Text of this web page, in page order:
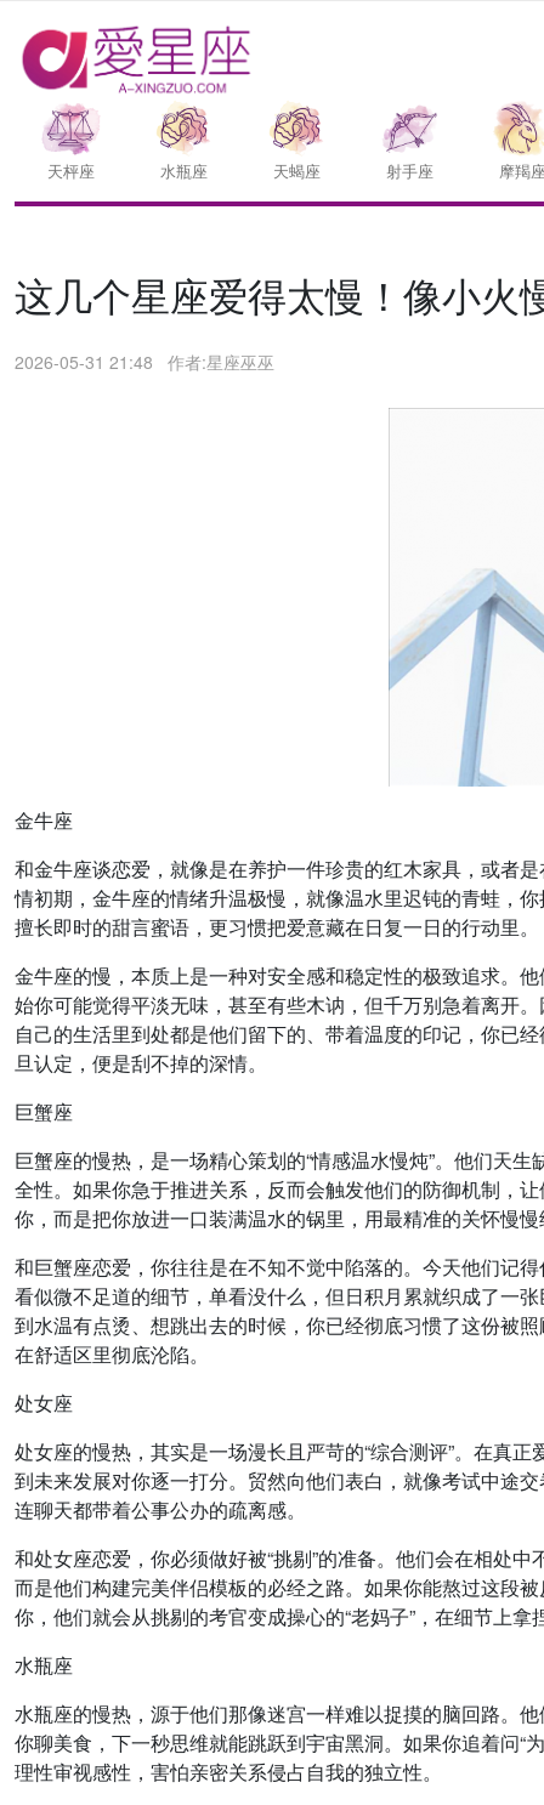
天枰座 水瓶座 天蝎座 射手座 摩羯
这几个星座爱得太慢！像小火
2026-05-31 21:48 作者:星座巫巫
金牛座
和金牛座谈恋爱，就像是在养护一件珍贵的红木家具，或者
情初期，金牛座的情绪升温极慢，就像温水里迟钝的青蛙，
擅长即时的甜言蜜语，更习惯把爱意藏在日复一日的行动里。
金牛座的慢，本质上是一种对安全感和稳定性的极致追求。
始你可能觉得平淡无味，甚至有些木讷，但千万别急着离开
自己的生活里到处都是他们留下的、带着温度的印记，你已
旦认定，便是刮不掉的深情。
巨蟹座
巨蟹座的慢热，是一场精心策划的“情感温水慢炖”。他们天
全性。如果你急于推进关系，反而会触发他们的防御机制，
你，而是把你放进一口装满温水的锅里，用最精准的关怀慢
和巨蟹座恋爱，你往往是在不知不觉中陷落的。今天他们记
看似微不足道的细节，单看没什么，但日积月累就织成了一
到水温有点烫、想跳出去的时候，你已经彻底习惯了这份被
在舒适区里彻底沦陷。
处女座
处女座的慢热，其实是一场漫长且严苛的“综合测评”。在真
到未来发展对你逐一打分。贸然向他们表白，就像考试中途
连聊天都带着公事公办的疏离感。
和处女座恋爱，你必须做好被“挑剔”的准备。他们会在相处
而是他们构建完美伴侣模板的必经之路。如果你能熬过这段
你，他们就会从挑剔的考官变成操心的“老妈子”，在细节上
水瓶座
水瓶座的慢热，源于他们那像迷宫一样难以捉摸的脑回路。
你聊美食，下一秒思维就能跳跃到宇宙黑洞。如果你追着问“
理性审视感性，害怕亲密关系侵占自我的独立性。